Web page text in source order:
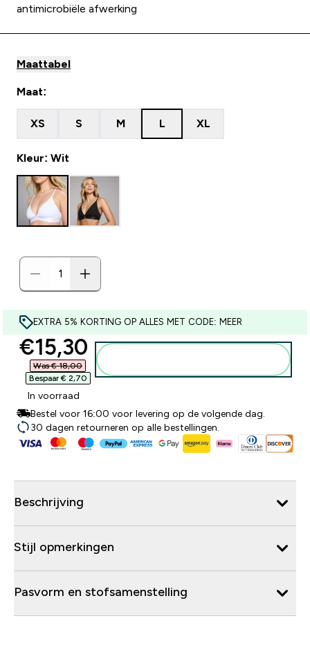
antimicrobiële afwerking
Maattabel
Maat:
XS S M L XL
Kleur: Wit
EXTRA 5% KORTING OP ALLES MET CODE: MEER
discounted price
€15,30‎
Was € 18,00‎
Bespaar € 2,70‎
In voorraad
Bestel voor 16:00 voor levering op de volgende dag.
30 dagen retourneren op alle bestellingen.
Beschrijving
Stijl opmerkingen
Pasvorm en stofsamenstelling